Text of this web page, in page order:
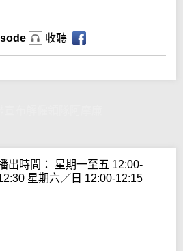
收聽
出時間： 星期一至五 12:00-
星期六／日 12:00-12:15